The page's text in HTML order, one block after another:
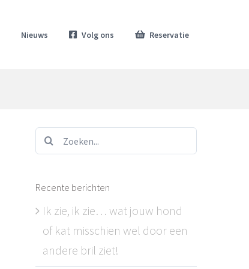
Nieuws Volg ons Reservatie
Zoeken...
Recente berichten
Ik zie, ik zie… wat jouw hond
of kat misschien wel door een
andere bril ziet!